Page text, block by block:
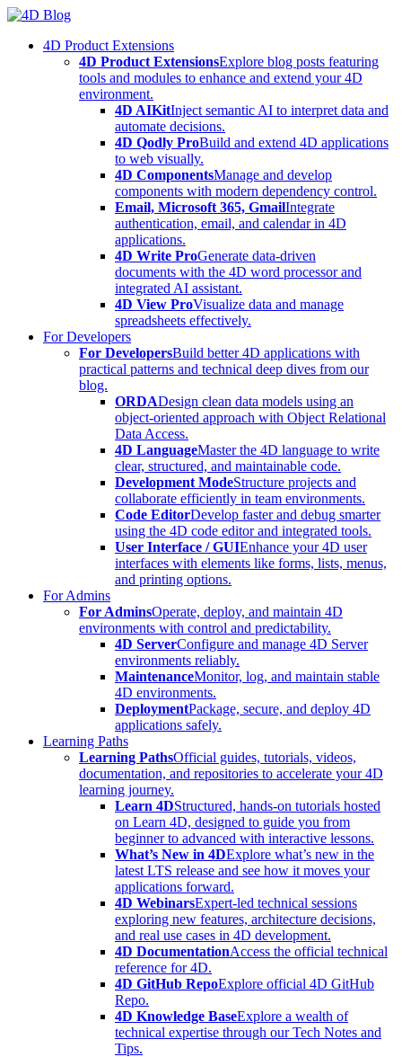
Skip
content4D Product Extensions
4D Product ExtensionsExplore blog posts featuring
tools and modules to enhance and extend your 4D
environment.
4D AIKitInject semantic AI to interpret data and
automate decisions.
4D Qodly ProBuild and extend 4D applications
to web visually.
4D ComponentsManage and develop
components with modern dependency control.
Email, Microsoft 365, GmailIntegrate
authentication, email, and calendar in 4D
applications.
4D Write ProGenerate data-driven
documents with the 4D word processor and
integrated AI assistant.
4D View ProVisualize data and manage
spreadsheets effectively.
For Developers
For DevelopersBuild better 4D applications with
practical patterns and technical deep dives from our
blog.
ORDADesign clean data models using an
object-oriented approach with Object Relational
Data Access.
4D LanguageMaster the 4D language to write
clear, structured, and maintainable code.
Development ModeStructure projects and
collaborate efficiently in team environments.
Code EditorDevelop faster and debug smarter
using the 4D code editor and integrated tools.
User Interface / GUIEnhance your 4D user
interfaces with elements like forms, lists, menus,
and printing options.
For Admins
For AdminsOperate, deploy, and maintain 4D
environments with control and predictability.
4D ServerConfigure and manage 4D Server
environments reliably.
MaintenanceMonitor, log, and maintain stable
4D environments.
DeploymentPackage, secure, and deploy 4D
applications safely.
Learning Paths
Learning PathsOfficial guides, tutorials, videos,
documentation, and repositories to accelerate your 4D
learning journey.
Learn 4DStructured, hands-on tutorials hosted
on Learn 4D, designed to guide you from
beginner to advanced with interactive lessons.
What’s New in 4DExplore what’s new in the
latest LTS release and see how it moves your
applications forward.
4D WebinarsExpert-led technical sessions
exploring new features, architecture decisions,
and real use cases in 4D development.
4D DocumentationAccess the official technical
reference for 4D.
4D GitHub RepoExplore official 4D GitHub
Repo.
4D Knowledge BaseExplore a wealth of
technical expertise through our Tech Notes and
Tips.